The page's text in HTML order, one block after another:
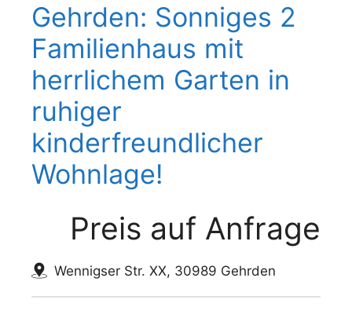
Gehrden: Sonniges 2
Familienhaus mit
herrlichem Garten in
ruhiger
kinderfreundlicher
Wohnlage!
Wennigser Str. XX, 30989 Gehrden
Preis auf Anfrage